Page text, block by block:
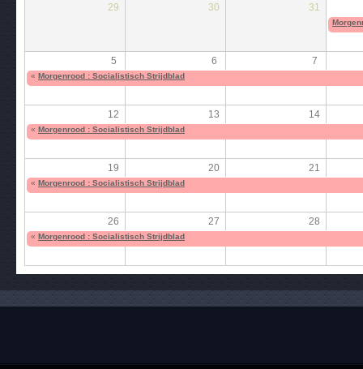
29
30 31
5 6 7
« Morgenrood : Socialistisch Strijdblad
12 13 14
« Morgenrood : Socialistisch Strijdblad
19 20 21
« Morgenrood : Socialistisch Strijdblad
26 27 28
« Morgenrood : Socialistisch Strijdblad